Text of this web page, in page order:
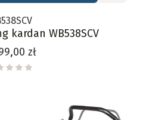
kardan WB538SCV
zł